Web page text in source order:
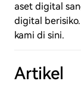
aset digital
digital
kami di sini.
Artikel